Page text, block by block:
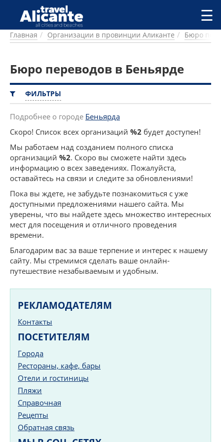
Перейти к основному содержанию
ГОРОДА
ПИТАНИЕ
ПРОЖИВАНИЕ
ПЛЯЖИ
ДОСТОПРИМЕЧАТЕЛЬНОСТИ
КЕМПИНГ
КОМАРКИ (РАЙОНЫ)
РЕЦЕПТЫ
ПРЕДЛОЖЕНИЯ
СТАТЬИ
УСЛУГИ
☰
Главная Организации в провинции Аликанте Бюро
Бюро переводов в Беньярде
ФИЛЬТРЫ
Подробнее о городе Беньярда
Скоро! Список всех организаций %2 будет доступен!
Мы работаем над созданием полного списка
организаций %2. Скоро вы сможете найти здесь
информацию о всех заведениях. Пожалуйста,
оставайтесь на связи и следите за обновлениями!
Пока вы ждете, не забудьте познакомиться с уже
доступными предложениями нашего сайта. Мы
уверены, что вы найдете здесь множество интересных
мест для посещения и отличного проведения
времени.
Благодарим вас за ваше терпение и интерес к нашему
сайту. Мы стремимся сделать ваше онлайн-
путешествие незабываемым и удобным.
РЕКЛАМОДАТЕЛЯМ
Контакты
ПОСЕТИТЕЛЯМ
Города
Рестораны, кафе, бары
Отели и гостиницы
Пляжи
Справочная
Рецепты
Обратная связь